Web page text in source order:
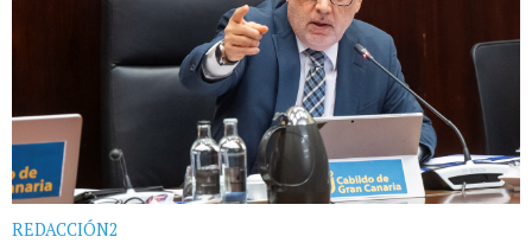
REDACCIÓN2